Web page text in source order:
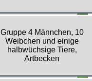
Gruppe 4 Männchen, 10
Weibchen und einige
halbwüchsige Tiere,
Artbecken